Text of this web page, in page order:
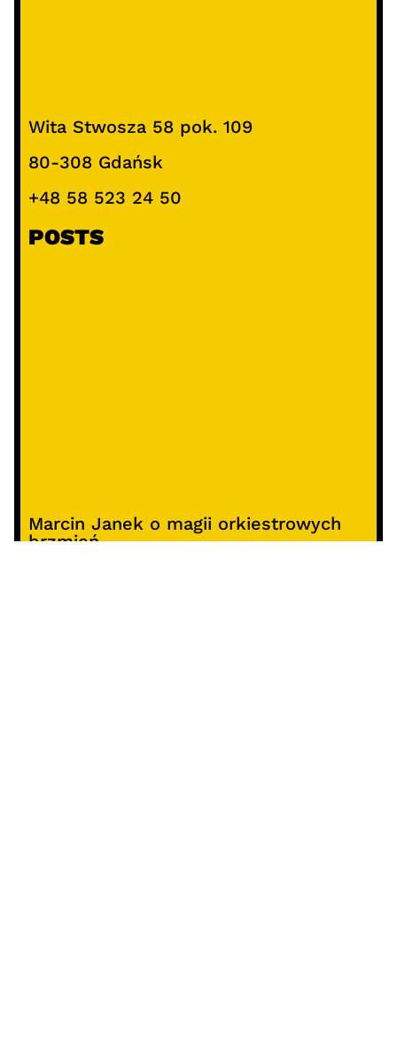
Wita Stwosza 58 pok. 109
80-308 Gdańsk
+48 58 523 24 50
POSTS
Marcin Janek o magii orkiestrowych
brzmień